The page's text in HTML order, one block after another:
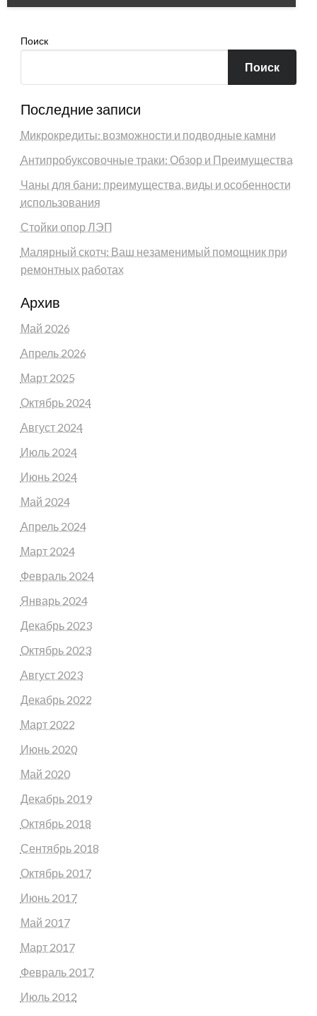
Поиск
Поиск
Последние записи
Микрокредиты: возможности и подводные камни
Антипробуксовочные траки: Обзор и Преимущества
Чаны для бани: преимущества, виды и особенности
использования
Стойки опор ЛЭП
Малярный скотч: Ваш незаменимый помощник при
ремонтных работах
Архив
Май 2026
Апрель 2026
Март 2025
Октябрь 2024
Август 2024
Июль 2024
Июнь 2024
Май 2024
Апрель 2024
Март 2024
Февраль 2024
Январь 2024
Декабрь 2023
Октябрь 2023
Август 2023
Декабрь 2022
Март 2022
Июнь 2020
Май 2020
Декабрь 2019
Октябрь 2018
Сентябрь 2018
Октябрь 2017
Июнь 2017
Май 2017
Март 2017
Февраль 2017
Июль 2012